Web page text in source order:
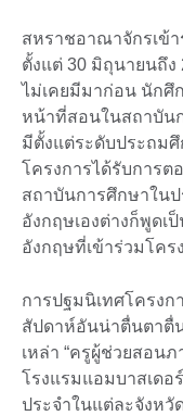
สหราชอาณาจักรเข้า
ตั้งแต่ 30 มิถุนายนถึ
ไม่เคยมีมาก่อน นักศึ
หน้าที่สอนในสถาบัน
มีตั้งแต่ระดับประถม
โครงการได้รับการต
สถาบันการศึกษาใน
อังกฤษเองต่างก็พูดเ
อังกฤษที่เข้าร่วมโคร
การปฐมนิเทศโครงก
สัปดาห์อันน่าตื่นตาตื่
เหล่า “ครูผู้ช่วยสอน
โรงแรมแอมบาสเดอ
ประจำในแต่ละจังห